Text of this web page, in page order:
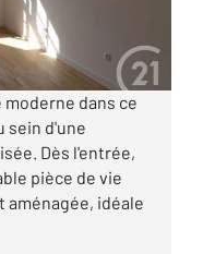
dans ce
sein d'une
Dès l'entrée,
pièce de vie
aménagée, idéale